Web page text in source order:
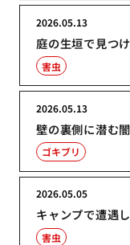
庭の生垣で見つ
2026.05.13
害虫
壁の裏側に潜む
2026.05.13
ゴキブリ
キャンプで遭遇
2026.05.05
害虫